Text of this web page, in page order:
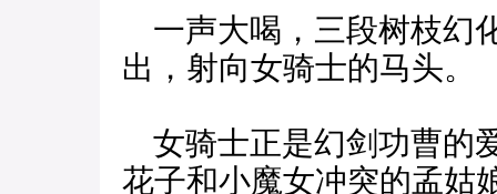
一声大喝，三段树枝幻
出，射向女骑士的马头。
女骑士正是幻剑功曹的
花子和小魔女冲突的孟姑